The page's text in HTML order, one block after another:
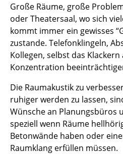
Bürosessel
Einzelteile
... alle Sitzmöbel
Tische
Esstische
Beistelltische
Couchtische
Große Räume, große
oder Theatersaal, wo sich
kommt immer ein gewisses
zustande. Telefonklingeln,
Kollegen, selbst das
Konzentration
Die Raumakustik zu
ruhiger werden zu lassen,
Wünsche an Planungsbüros
speziell wenn Räume
Betonwände haben oder
Raumklang erfüllen müssen.